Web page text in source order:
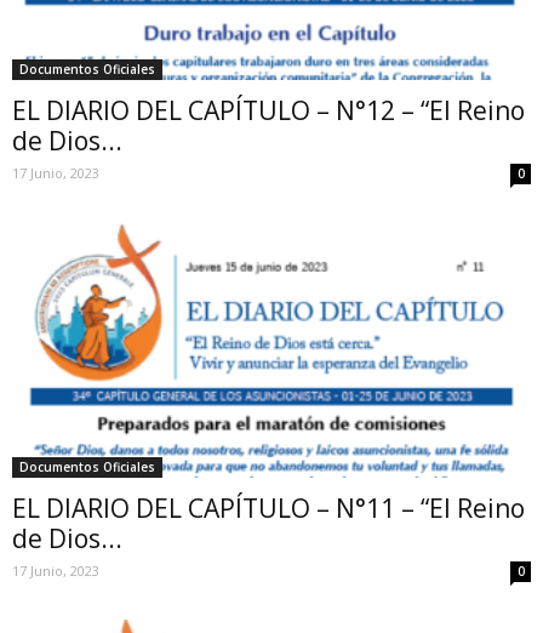
Documentos Oficiales
EL DIARIO DEL CAPÍTULO – N°12 – “El Reino
de Dios...
17 Junio, 2023 0
Documentos Oficiales
EL DIARIO DEL CAPÍTULO – N°11 – “El Reino
de Dios...
17 Junio, 2023 0